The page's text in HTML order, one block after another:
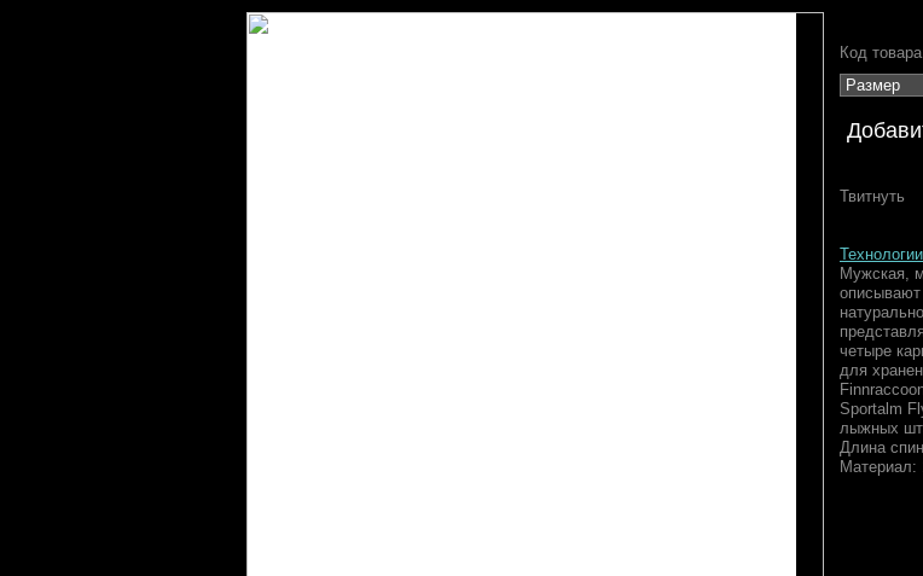
Код
Твитнуть
Мужская,
описывают
четыре
для
Sportalm
лыжных
Длина
Материал: